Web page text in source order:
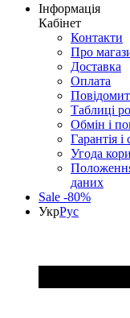
Інформація
Кабінет
Контакти
Про
Доставка
Оплата
Таблиці
Обмін і
Гарантія і
Угода
даних
Sale -80%
УкрРус